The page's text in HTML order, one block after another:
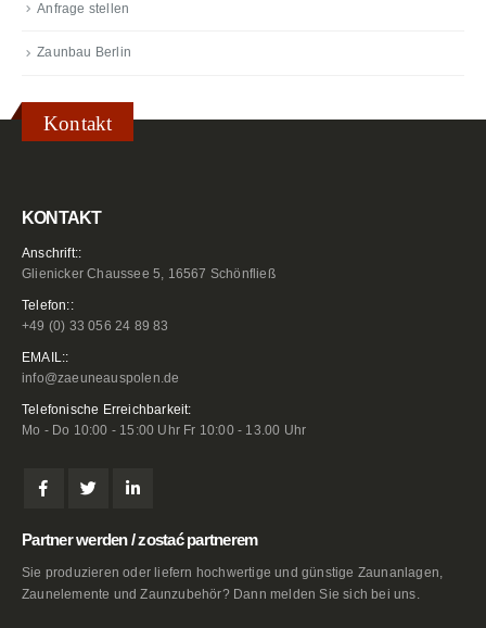
Anfrage stellen
Zaunbau Berlin
Kontakt
KONTAKT
Anschrift::
Glienicker Chaussee 5, 16567 Schönfließ
Telefon::
+49 (0) 33 056 24 89 83
EMAIL::
info@zaeuneauspolen.de
Telefonische Erreichbarkeit:
Mo - Do 10:00 - 15:00 Uhr Fr 10:00 - 13.00 Uhr
Partner werden / zostać partnerem
Sie produzieren oder liefern hochwertige und günstige Zaunanlagen,
Zaunelemente und Zaunzubehör? Dann melden Sie sich bei uns.